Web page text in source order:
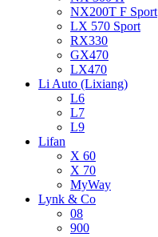
NX200T F Sport
LX 570 Sport
RX330
GX470
LX470
Li Auto (Lixiang)
L6
L7
L9
Lifan
X 60
X 70
MyWay
Lynk & Co
08
900